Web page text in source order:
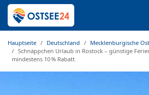
Hauptseite Deutschland Mecklenburgische
Schnäppchen Urlaub in Rostock – günstige
mindestens 10 % Rabatt